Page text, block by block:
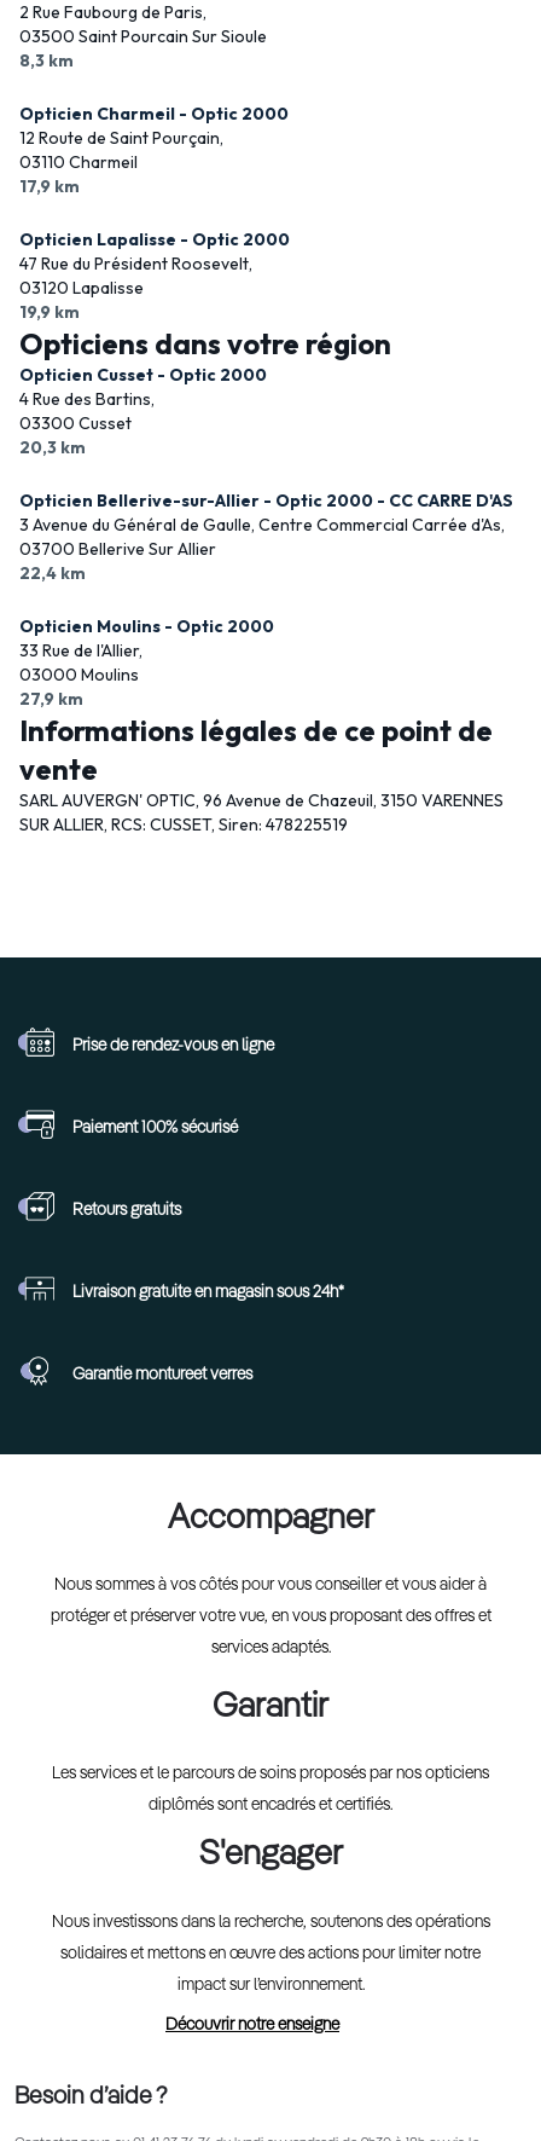
2 Rue Faubourg de Paris,
03500 Saint Pourcain Sur Sioule
8,3 km
Opticien Charmeil - Optic 2000
12 Route de Saint Pourçain,
03110 Charmeil
17,9 km
Opticien Lapalisse - Optic 2000
47 Rue du Président Roosevelt,
03120 Lapalisse
19,9 km
Opticiens dans votre région
Opticien Cusset - Optic 2000
4 Rue des Bartins,
03300 Cusset
20,3 km
Opticien Bellerive-sur-Allier - Optic 2000 - CC CARRE D'AS
3 Avenue du Général de Gaulle, Centre Commercial Carrée d'As,
03700 Bellerive Sur Allier
22,4 km
Opticien Moulins - Optic 2000
33 Rue de l'Allier,
03000 Moulins
27,9 km
Informations légales de ce point de
vente
SARL AUVERGN' OPTIC, 96 Avenue de Chazeuil, 3150 VARENNES
SUR ALLIER, RCS: CUSSET, Siren: 478225519
Prise de rendez-vous en ligne
Paiement 100%sécurisé
Retoursgratuits
Livraison gratuite en magasin sous 24h*
Garantie montureet verres
Accompagner
Nous sommes à vos côtés pour vous conseiller et vous aider à
protéger et préserver votre vue, en vous proposant des offres et
services adaptés.
Garantir
Les services et le parcours de soins proposés par nos opticiens
diplômés sont encadrés et certifiés.
S'engager
Nous investissons dans la recherche, soutenons des opérations
solidaires et mettons en œuvre des actions pour limiter notre
impact sur l’environnement.
Découvrir notre enseigne
Besoin d’aide ?